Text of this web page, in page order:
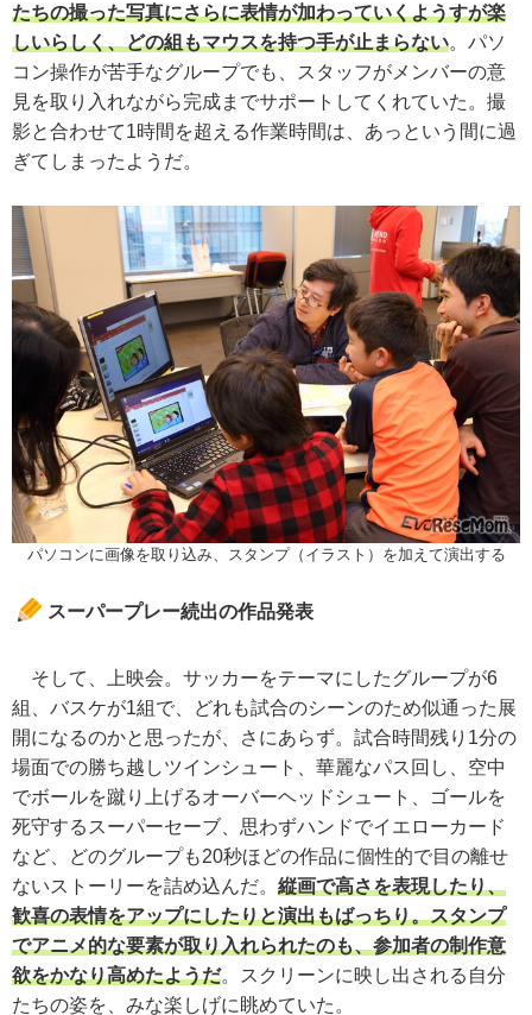
たちの撮った写真にさらに表情が加わっていくようすが楽
しいらしく、どの組もマウスを持つ手が止まらない。パソ
コン操作が苦手なグループでも、スタッフがメンバーの意
見を取り入れながら完成までサポートしてくれていた。撮
影と合わせて1時間を超える作業時間は、あっという間に過
ぎてしまったようだ。
パソコンに画像を取り込み、スタンプ（イラスト）を加えて演出する
スーパープレー続出の作品発表
そして、上映会。サッカーをテーマにしたグループが6
組、バスケが1組で、どれも試合のシーンのため似通った展
開になるのかと思ったが、さにあらず。試合時間残り1分の
場面での勝ち越しツインシュート、華麗なパス回し、空中
でボールを蹴り上げるオーバーヘッドシュート、ゴールを
死守するスーパーセーブ、思わずハンドでイエローカード
など、どのグループも20秒ほどの作品に個性的で目の離せ
ないストーリーを詰め込んだ。 縦画で高さを表現したり、
歓喜の表情をアップにしたりと演出もばっちり。スタンプ
でアニメ的な要素が取り入れられたのも、参加者の制作意
欲をかなり高めたようだ。スクリーンに映し出される自分
たちの姿を、みな楽しげに眺めていた。